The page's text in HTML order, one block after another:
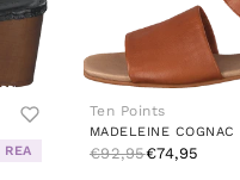
REA
Ten Points
MADELEINE COGNAC
€92,95€74,95